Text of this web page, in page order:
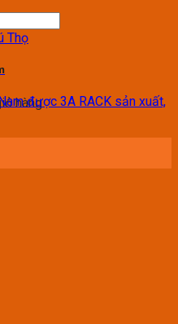
hàng.được 3A RACK sản xuất,